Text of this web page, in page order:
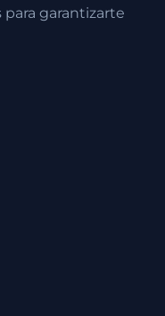
garantizarte